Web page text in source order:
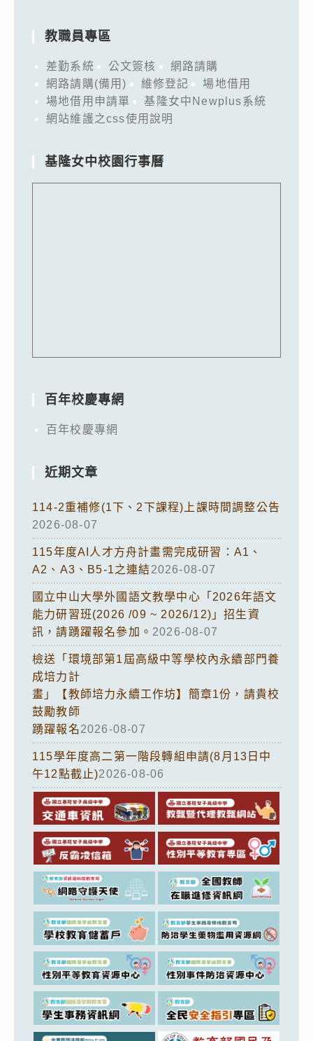
教職員專區
差勤系統 公文簽核
網路請購
網路請購(備用)
維修登記
場地借用
場地借用申請單
基隆女中Newplus系統
網站維護之css使用說明
基隆女中校園行事曆
百年校慶專網
百年校慶專網
近期文章
114-2重補修(1下、2下課程)上課時間調整公告
2026-08-07
115年度AI人才方舟計畫需完成研習：A1、
A2、A3、B5-1之連結2026-08-07
國立中山大學外國語文教學中心「2026年語文
能力研習班(2026 /09 ~ 2026/12)」招生資
訊，請踴躍報名參加。 2026-08-07
檢送「環境部第1屆高級中等學校內永續部門養
成培力計
畫」【教師培力永續工作坊】簡章1份，請貴校
鼓勵教師
踴躍報名2026-08-07
115學年度高二第一階段轉組申請(8月13日中
午12點截止)2026-08-06